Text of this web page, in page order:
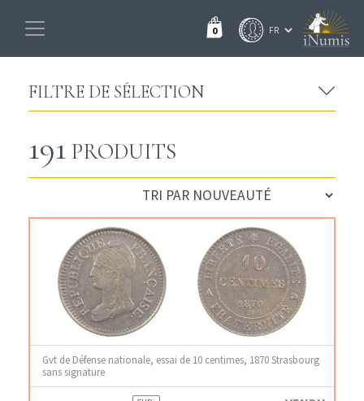
0
FILTRE DE SÉLECTION
191 PRODUITS
Gvt de Défense nationale, essai de 10 centimes, 1870 Strasbourg
sans signature